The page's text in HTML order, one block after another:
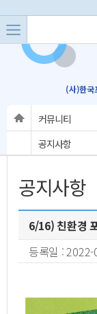
(사)한국
커뮤니티
공지사항
공지사항
6/16) 친환경
등록일 :